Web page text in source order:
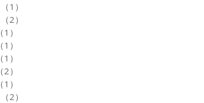
（1）
（2）
（1）
（1）
（1）
（2）
（1）
（2）